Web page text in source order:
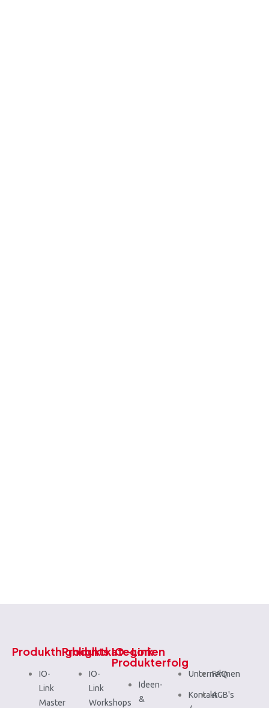
Produkthighlights
IO-
Link
Master
Produktkategorien
IO-
Link
Workshops
IO-Link
Produkterfolg
Ideen-
&
Unternehmen
Kontakt
FAQ
AGB's